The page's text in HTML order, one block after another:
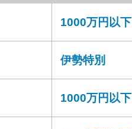
1000万円以下
伊勢特別
1000万円以下